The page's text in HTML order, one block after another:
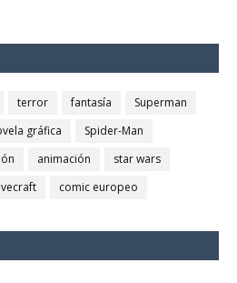
terror fantasía
Superman
gráfica
Spider-Man
animación
star wars
comic europeo